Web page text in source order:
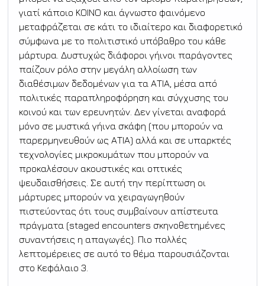
γιατί κάποιο ΚΟΙΝΟ και άγνωστο φαινόμενο
μεταφράζεται σε κάτι το ιδιαίτερο και διαφορετικό
σύμφωνα με το πολιτιστικό υπόβαθρο του κάθε
μάρτυρα. Δυστυχώς διάφοροι γήινοι παράγοντες
παίζουν ρόλο στην μεγάλη αλλοίωση των
διαθέσιμων δεδομένων για τα ΑΤΙΑ, μέσα από
πολιτικές παραπληροφόρηση και σύγχυσης του
κοινού και των ερευνητών. Δεν γίνεται αναφορά
μόνο σε μυστικά γήινα σκάφη (που μπορούν να
παρερμηνευθούν ως ΑΤΙΑ) αλλά και σε υπαρκτές
τεχνολογίες μικροκυμάτων που μπορούν να
προκαλέσουν ακουστικές και οπτικές
ψευδαισθήσεις. Σε αυτή την περίπτωση οι
μάρτυρες μπορούν να χειραγωγηθούν
πιστεύοντας ότι τους συμβαίνουν απίστευτα
πράγματα (staged encounters σκηνοθετημένες
συναντήσεις η απαγωγές). Πιο πολλές
λεπτομέρειες σε αυτό το θέμα παρουσιάζονται
στο Κεφάλαιο 3.